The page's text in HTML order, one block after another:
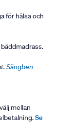
för hälsa och
Sängben
mellan
Se